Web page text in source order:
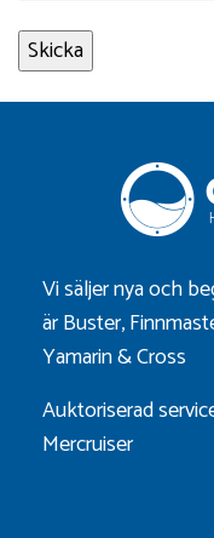
Vi säljer nya och
ärBuster,
Yamarin&Cross
Auktoriserad
Mercruiser